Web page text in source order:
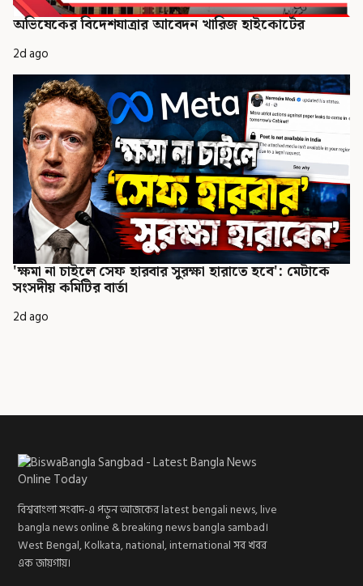
অভিষেকের বিদেশযাত্রার আবেদন খারিজ হাইকোর্টের
2d ago
'ক্ষমা না চাইলে সেফ হারবার সুরক্ষা হারাতে হবে': মেটাকে
সংসদীয় কমিটির বার্তা
2d ago
বিশ্ববাংলা সংবাদ-এ পড়ুন আজকের latest bengali news, live
bangla news online & breaking news bangla sambad।
West Bengal, Kolkata, national, international সব খবর
এক জায়গায়।